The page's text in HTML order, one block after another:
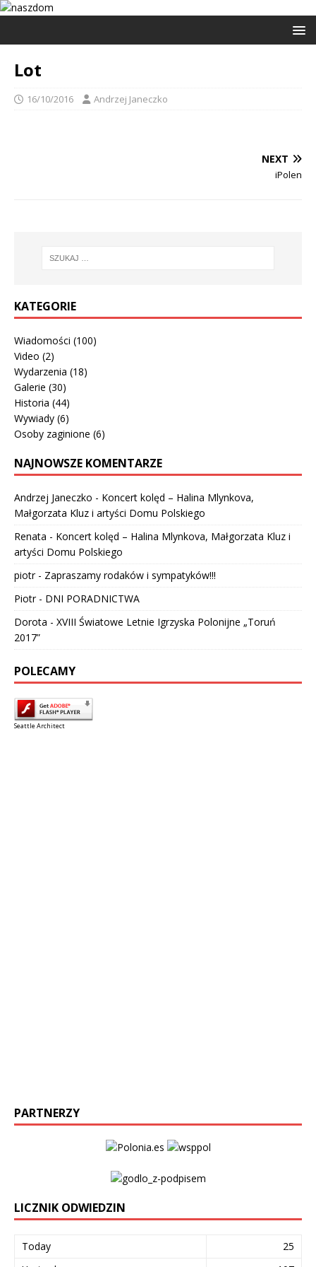
Lot
16/10/2016 Andrzej Janeczko
NEXT
iPolen
KATEGORIE
Wiadomości (100)
Video (2)
Wydarzenia (18)
Galerie (30)
Historia (44)
Wywiady (6)
Osoby zaginione (6)
NAJNOWSZE KOMENTARZE
Andrzej Janeczko - Koncert kolęd – Halina Mlynkova,
Małgorzata Kluz i artyści Domu Polskiego
Renata - Koncert kolęd – Halina Mlynkova, Małgorzata Kluz i
artyści Domu Polskiego
piotr- Zapraszamy rodaków i sympatyków!!!
Piotr- DNI PORADNICTWA
Dorota - XVIII Światowe Letnie Igrzyska Polonijne „Toruń
2017”
POLECAMY
Seattle Architect
PARTNERZY
LICZNIK ODWIEDZIN
Today
25